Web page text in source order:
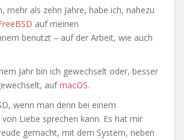
mehr als zehn Jahre, habe ich, nahezu
auf meinen
benutzt – auf der Arbeit, wie auch
Jahr bin ich gewechselt oder, besser
aufmacOS.
wenn man denn bei einem
Liebe sprechen kann. Es hat mir
gemacht, mit dem System, neben